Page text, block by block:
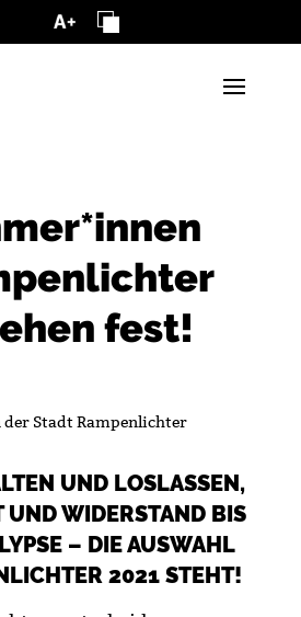
fest!
UND LOSLASSEN,
UND WIDERSTAND BIS
– DIE AUSWAHL
2021 STEHT!